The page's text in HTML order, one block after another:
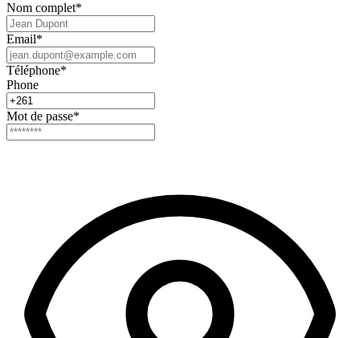
Nom complet*
Email*
Téléphone*
Phone
Mot de passe*